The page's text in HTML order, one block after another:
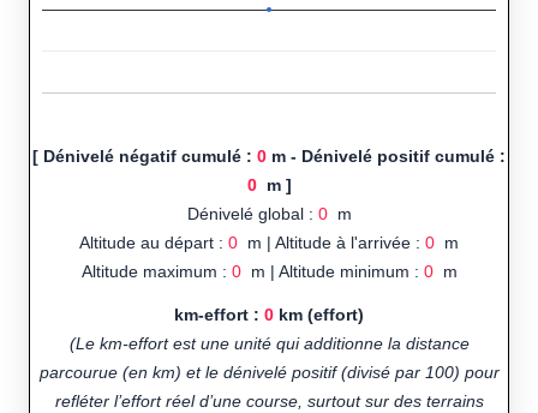
[ Dénivelé négatif cumulé : 0 m - Dénivelé positif cumulé :
0m ]
Dénivelé global : 0m
Altitude au départ : 0 m | Altitude à l'arrivée : 0 m
Altitude maximum : 0m | Altitude minimum : 0m
km-effort : 0 km (effort)
(Le km-effort est une unité qui additionne la distance
parcourue (en km) et le dénivelé positif (divisé par 100) pour
refléter l’effort réel d’une course, surtout sur des terrains